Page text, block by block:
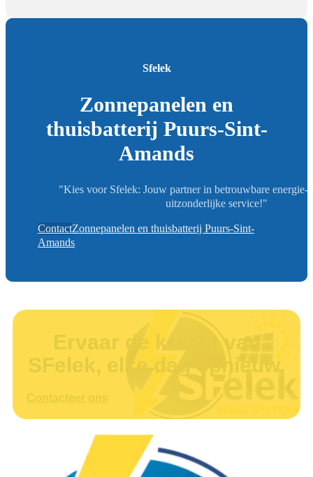
Sfelek
Zonnepanelen en
thuisbatterij Puurs-Sint-
Amands
"Kies voor Sfelek: Jouw partner in betrouwbare energie-
uitzonderlijke service!"
ContactZonnepanelen en thuisbatterij Puurs-Sint-
Amands
Ervaar de kracht van
SFelek, elke dag opnieuw.
Contacteer ons